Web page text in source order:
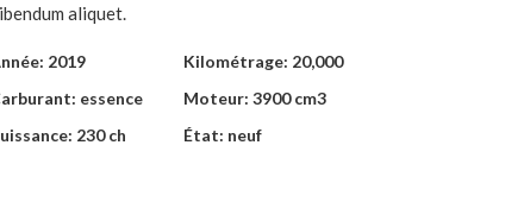
aliquet.
2019 Kilométrage: 20,000
essence Moteur: 3900 cm3
230 ch État: neuf